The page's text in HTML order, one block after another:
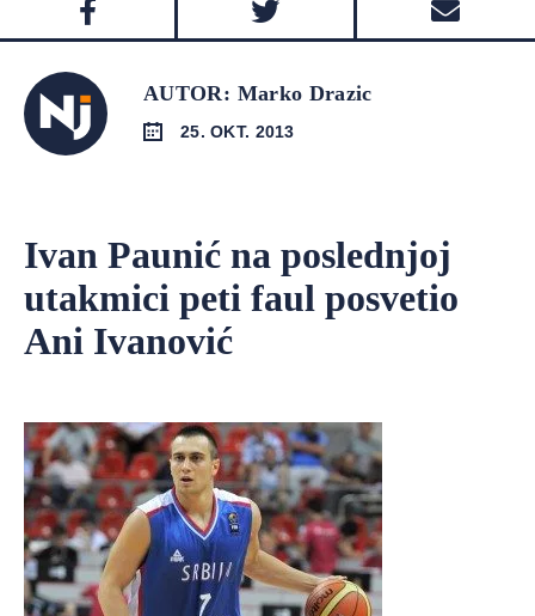
AUTOR: Marko Drazic
25. OKT. 2013
Ivan Paunić na poslednjoj
utakmici peti faul posvetio
Ani Ivanović